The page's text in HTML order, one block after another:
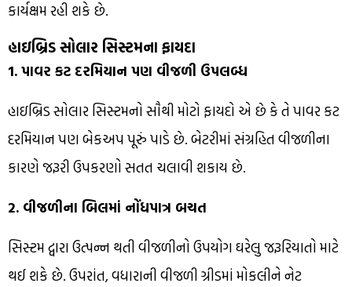
કાર્યક્ષમ રહી શકે છે.
હાઇબ્રિડ સોલાર સિસ્ટમના ફાયદા
1. પાવર કટ દરમિયાન પણ વીજળી ઉપલબ્ધ
હાઇબ્રિડ સોલાર સિસ્ટમનો સૌથી મોટો ફાયદો એ છે કે તે પાવર કટ
દરમિયાન પણ બેકઅપ પૂરું પાડે છે. બેટરીમાં સંગ્રહિત વીજળીના
કારણે જરૂરી ઉપકરણો સતત ચલાવી શકાય છે.
2. વીજળીના બિલમાં નોંધપાત્ર બચત
સિસ્ટમ દ્વારા ઉત્પન્ન થતી વીજળીનો ઉપયોગ ઘરેલુ જરૂરિયાતો માટે
થઈ શકે છે. ઉપરાંત, વધારાની વીજળી ગ્રીડમાં મોકલીને નેટ